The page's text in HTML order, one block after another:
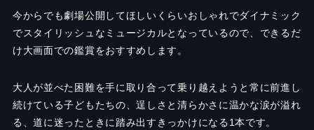
今からでも劇場公開してほしいくらいおしゃれでダイナミック
でスタイリッシュなミュージカルとなっているので、できるだ
け大画面での鑑賞をおすすめします。
大人が並べた困難を手に取り合って乗り越えようと常に前進し
続けている子どもたちの、逞しさと清らかさに温かな涙が溢れ
る、道に迷ったときに踏み出すきっかけになる1本です。